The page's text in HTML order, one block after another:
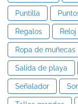
Puntilla
Regalos Reloj
Ropa de muñecas
Salida de playa
Señalador